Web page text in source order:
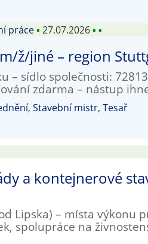
práce▪ 27.07.2026▪ ▪
ž/jiné – region
– sídlo společnosti:
zdarma – nástup
, Stavební mistr, Tesař
a kontejnerové
Lipska) – místa výkonu
spolupráce na